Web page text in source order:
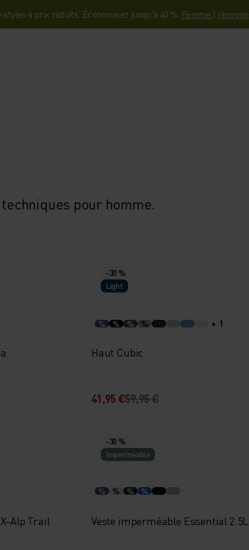
à prix réduits. Économisez jusqu'à 40 %. Femme | Homme
pour homme.
-30 %
Light
% % % % + 1
Haut Cubic
41,95 €59,95 €
Alp Trail
-30 %
Imperméable
% % % %
Veste imperméable Essential 2.5L